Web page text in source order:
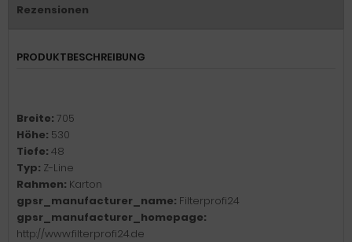
Rezensionen
PRODUKTBESCHREIBUNG
Breite: 705
Höhe: 530
Tiefe: 48
Typ: Z-Line
Rahmen: Karton
gpsr_manufacturer_name: Filterprofi24
gpsr_manufacturer_homepage:
http://www.filterprofi24.de